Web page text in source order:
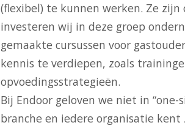
(flexibel) te kunnen werken. Ze zijn
investeren wij in deze groep
gemaakte cursussen voor
kennis te verdiepen, zoals
opvoedingsstrategieën.
Bij Endoor geloven we niet in “one-
branche en iedere organisatie